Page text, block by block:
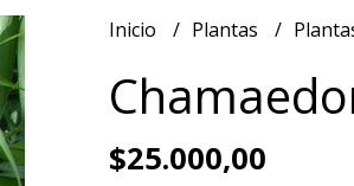
Inicio Plantas
$25.000,00